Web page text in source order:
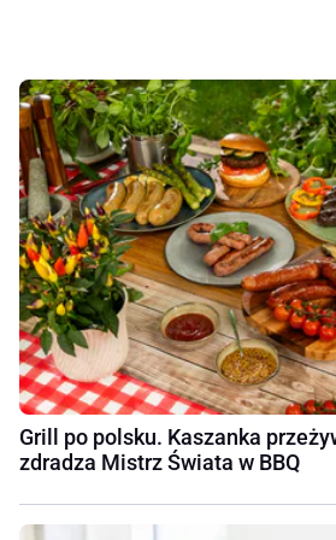
Grill po polsku. Kaszanka
zdradza Mistrz Świata w BBQ